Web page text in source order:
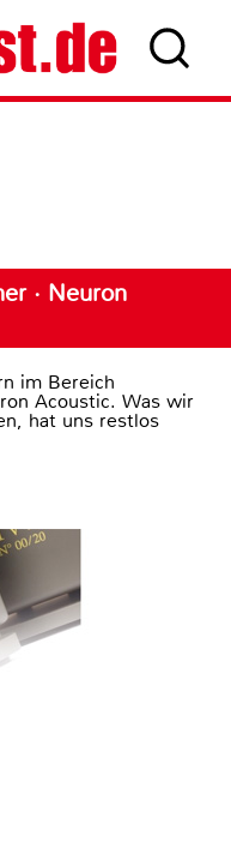
· Neuron
im Bereich
Acoustic. Was wir
hat uns restlos